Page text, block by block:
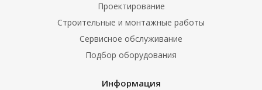
Проектирование
Строительные и монтажные работы
Сервисное обслуживание
Подбор оборудования
Информация